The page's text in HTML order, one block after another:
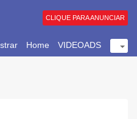
Home VIDEOADS
CLIQUE PARA ANUNCIAR